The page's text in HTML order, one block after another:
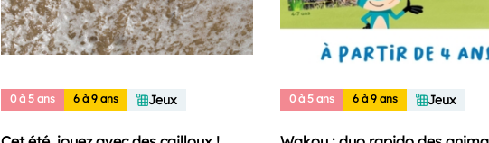
0 à 5 ans 6 à 9 ans Jeux 0 à 5 ans 6 à 9 ans Jeux